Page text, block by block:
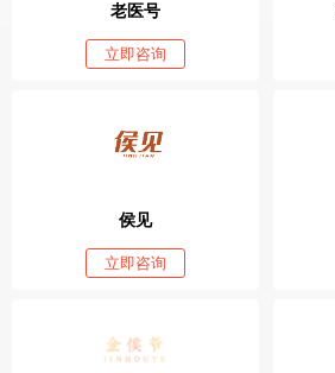
老医号
立即咨询
侯见
立即咨询